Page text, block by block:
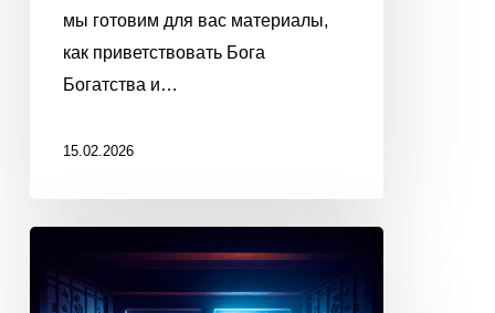
мы готовим для вас материалы,
как приветствовать Бога
Богатства и…
15.02.2026
ЛУНУ
ИСПОЛНИТЬ